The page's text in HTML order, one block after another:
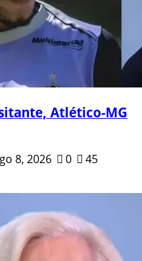
Atlético-MG
8, 2026 0 45